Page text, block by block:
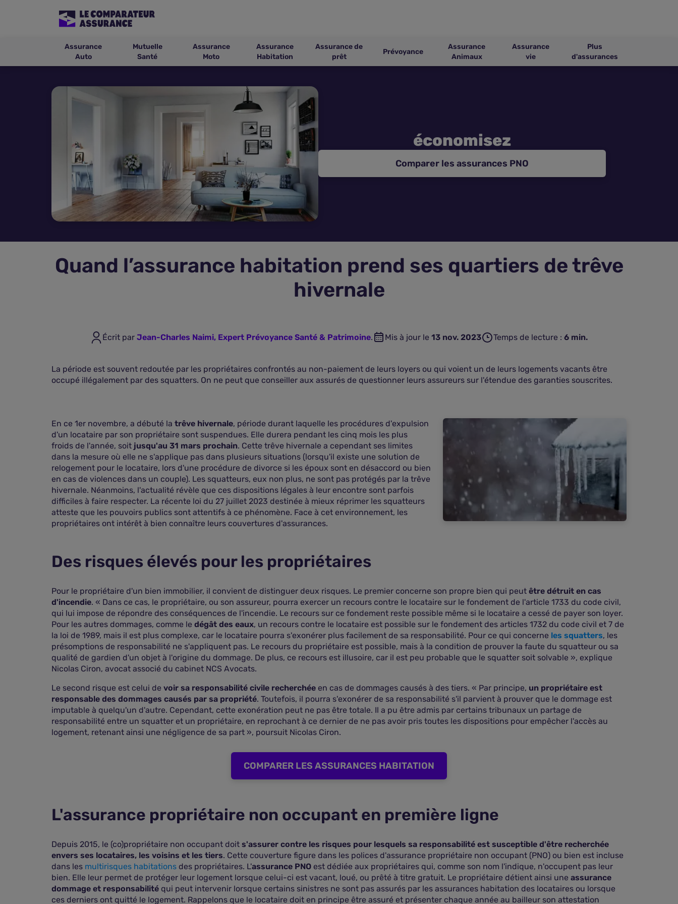
Assurance
Auto
Mutuelle
Santé
Assurance
Moto
Assurance
Habitation
Assurance de
prêt
Prévoyance
Assurance
Animaux
Assurance
vie
Plus
d'assurances
économisez
Comparer les assurances PNO
Quand l’assurance habitation prend ses quartiers de trêve
hivernale
Écrit par Jean-Charles Naimi, Expert Prévoyance Santé & Patrimoine. Mis à jour le 13 nov. 2023 Temps de lecture : 6 min.
La période est souvent redoutée par les propriétaires confrontés au non-paiement de leurs loyers ou qui voient un de leurs logements vacants être
occupé illégalement par des squatters. On ne peut que conseiller aux assurés de questionner leurs assureurs sur l'étendue des garanties souscrites.
En ce 1er novembre, a débuté la trêve hivernale, période durant laquelle les procédures d'expulsion
d'un locataire par son propriétaire sont suspendues. Elle durera pendant les cinq mois les plus
froids de l'année, soit jusqu'au 31 mars prochain. Cette trêve hivernale a cependant ses limites
dans la mesure où elle ne s'applique pas dans plusieurs situations (lorsqu'il existe une solution de
relogement pour le locataire, lors d'une procédure de divorce si les époux sont en désaccord ou bien
en cas de violences dans un couple). Les squatteurs, eux non plus, ne sont pas protégés par la trêve
hivernale. Néanmoins, l'actualité révèle que ces dispositions légales à leur encontre sont parfois
difficiles à faire respecter. La récente loi du 27 juillet 2023 destinée à mieux réprimer les squatteurs
atteste que les pouvoirs publics sont attentifs à ce phénomène. Face à cet environnement, les
propriétaires ont intérêt à bien connaître leurs couvertures d'assurances.
Des risques élevés pour les propriétaires
Pour le propriétaire d'un bien immobilier, il convient de distinguer deux risques. Le premier concerne son propre bien qui peut être détruit en cas
d'incendie. « Dans ce cas, le propriétaire, ou son assureur, pourra exercer un recours contre le locataire sur le fondement de l'article 1733 du code civil,
qui lui impose de répondre des conséquences de l'incendie. Le recours sur ce fondement reste possible même si le locataire a cessé de payer son loyer.
Pour les autres dommages, comme le dégât des eaux, un recours contre le locataire est possible sur le fondement des articles 1732 du code civil et 7 de
la loi de 1989, mais il est plus complexe, car le locataire pourra s'exonérer plus facilement de sa responsabilité. Pour ce qui concerne les squatters, les
présomptions de responsabilité ne s'appliquent pas. Le recours du propriétaire est possible, mais à la condition de prouver la faute du squatteur ou sa
qualité de gardien d'un objet à l'origine du dommage. De plus, ce recours est illusoire, car il est peu probable que le squatter soit solvable », explique
Nicolas Ciron, avocat associé du cabinet NCS Avocats.
Le second risque est celui de voir sa responsabilité civile recherchée en cas de dommages causés à des tiers. « Par principe, un propriétaire est
responsable des dommages causés par sa propriété. Toutefois, il pourra s'exonérer de sa responsabilité s'il parvient à prouver que le dommage est
imputable à quelqu'un d'autre. Cependant, cette exonération peut ne pas être totale. Il a pu être admis par certains tribunaux un partage de
responsabilité entre un squatter et un propriétaire, en reprochant à ce dernier de ne pas avoir pris toutes les dispositions pour empêcher l'accès au
logement, retenant ainsi une négligence de sa part », poursuit Nicolas Ciron.
COMPARER LES ASSURANCES HABITATION
L'assurance propriétaire non occupant en première ligne
Depuis 2015, le (co)propriétaire non occupant doit s'assurer contre les risques pour lesquels sa responsabilité est susceptible d'être recherchée
envers ses locataires, les voisins et les tiers. Cette couverture figure dans les polices d'assurance propriétaire non occupant (PNO) ou bien est incluse
dans les multirisques habitations des propriétaires. L'assurance PNO est dédiée aux propriétaires qui, comme son nom l'indique, n'occupent pas leur
bien. Elle leur permet de protéger leur logement lorsque celui-ci est vacant, loué, ou prêté à titre gratuit. Le propriétaire détient ainsi une assurance
dommage et responsabilité qui peut intervenir lorsque certains sinistres ne sont pas assurés par les assurances habitation des locataires ou lorsque
ces derniers ont quitté le logement. Rappelons que le locataire doit en principe être assuré et présenter chaque année au bailleur son attestation